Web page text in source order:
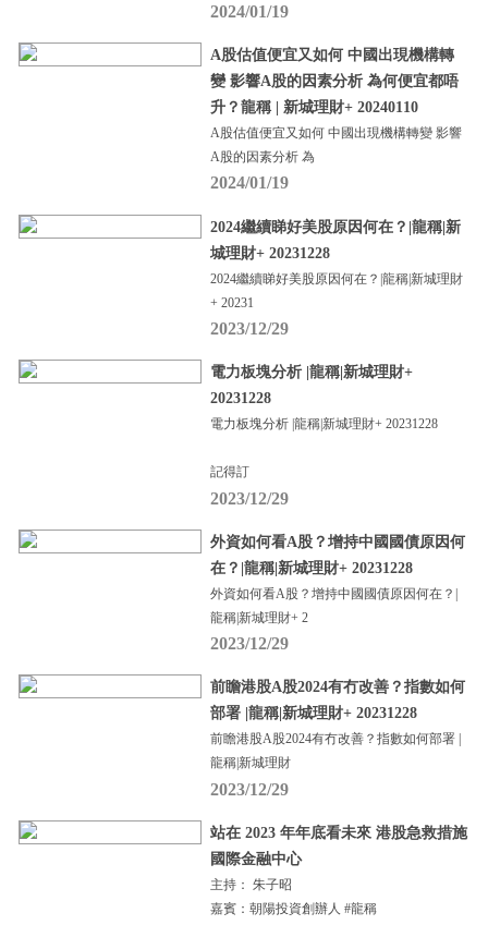
2024/01/19
A股估值便宜又如何 中國出現機構轉
變 影響A股的因素分析 為何便宜都唔
升？龍稱 | 新城理財+ 20240110
A股估值便宜又如何 中國出現機構轉變 影響
A股的因素分析 為
2024/01/19
2024繼續睇好美股原因何在？|龍稱|新
城理財+ 20231228
2024繼續睇好美股原因何在？|龍稱|新城理財
+ 20231
2023/12/29
電力板塊分析 |龍稱|新城理財+
20231228
電力板塊分析 |龍稱|新城理財+ 20231228
記得訂
2023/12/29
外資如何看A股？增持中國國債原因何
在？|龍稱|新城理財+ 20231228
外資如何看A股？增持中國國債原因何在？|
龍稱|新城理財+ 2
2023/12/29
前瞻港股A股2024有冇改善？指數如何
部署 |龍稱|新城理財+ 20231228
前瞻港股A股2024有冇改善？指數如何部署 |
龍稱|新城理財
2023/12/29
站在 2023 年年底看未來 港股急救措施
國際金融中心
主持： 朱子昭
嘉賓：朝陽投資創辦人 #龍稱